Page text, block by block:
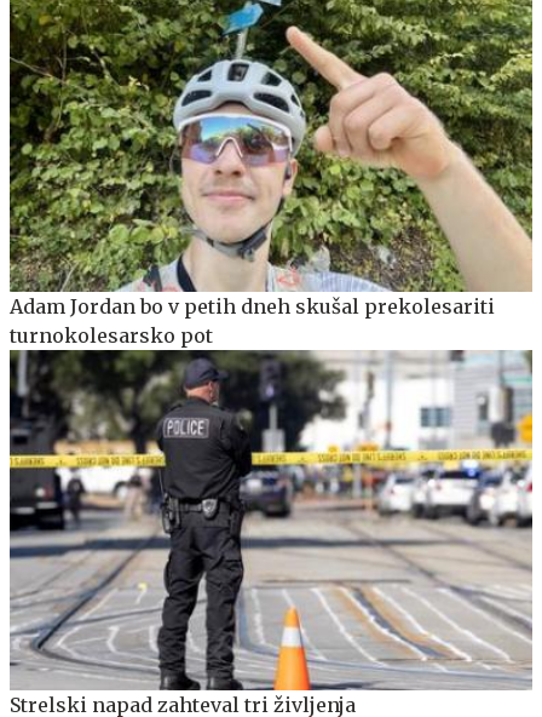
Adam Jordan bo v petih dneh skušal prekolesariti
turnokolesarsko pot
Strelski napad zahteval tri življenja